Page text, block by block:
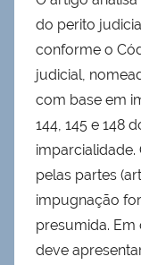
do perito
conforme o
judicial,
com base em
144, 145 e 148
imparcialidade.
pelas partes
impugnação
presumida.
deve